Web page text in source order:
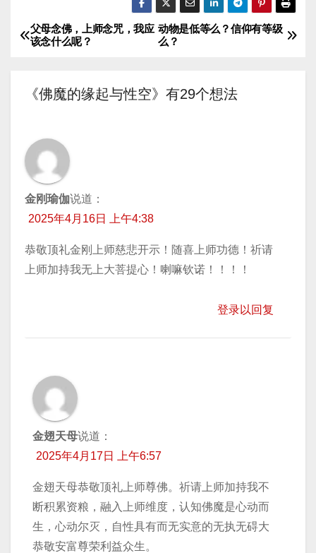
放
文
导
动物是低等么？信仰有等级
么？
父母念佛，上师念咒，我应
该念什么呢？
《佛魔的缘起与性空》有29个想法
金刚瑜伽说道：
2025年4月16日 上午4:38
恭敬顶礼金刚上师慈悲开示！随喜上师功德！祈请
上师加持我无上大菩提心！喇嘛钦诺！！！！
登录以回复
金翅天母说道：
2025年4月17日 上午6:57
金翅天母恭敬顶礼上师尊佛。祈请上师加持我不
断积累资粮，融入上师维度，认知佛魔是心动而
生，心动尔灭，自性具有而无实意的无执无碍大
恭敬安富尊荣利益众生。